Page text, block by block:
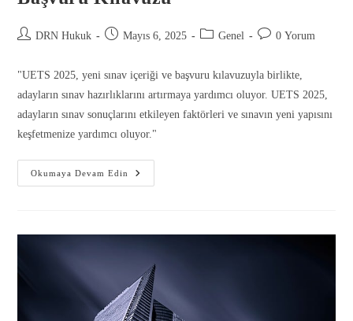
DRN Hukuk Mayıs 6, 2025 Genel 0 Yorum
"UETS 2025, yeni sınav içeriği ve başvuru kılavuzuyla birlikte,
adayların sınav hazırlıklarını artırmaya yardımcı oluyor. UETS 2025,
adayların sınav sonuçlarını etkileyen faktörleri ve sınavın yeni yapısını
keşfetmenize yardımcı oluyor."
Okumaya Devam Edin